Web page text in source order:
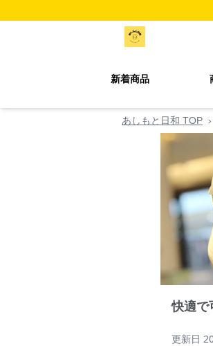
新着商品
あしもと日和 TOP ›
快適で
更新日